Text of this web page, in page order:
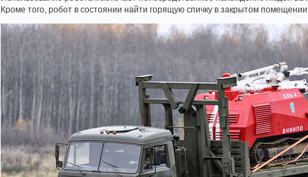
Кроме того, робот в состоянии найти горящую спичку в закрытом